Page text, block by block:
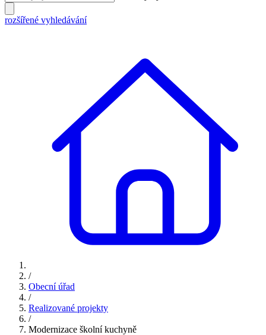
rozšířené vyhledávání
/
Obecní úřad
/
Realizované projekty
/
Modernizace školní kuchyně